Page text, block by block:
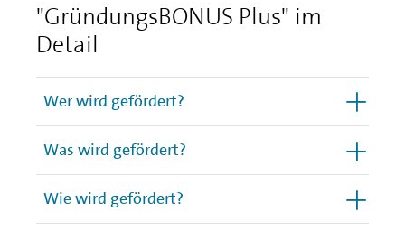
"GründungsBONUS Plus" im
Detail
Wer wird gefördert?
Was wird gefördert?
Wie wird gefördert?